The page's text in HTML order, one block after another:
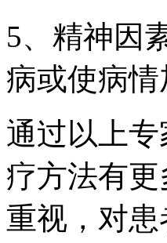
5、精神因
病或使病情
通过以上
疗方法有
重视，对